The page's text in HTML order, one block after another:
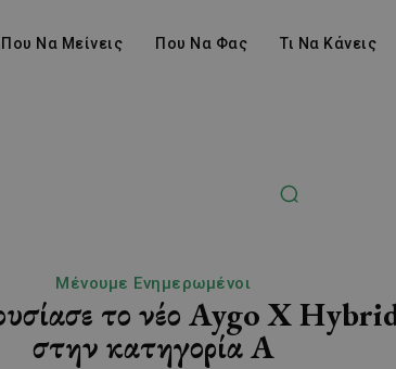
Που Να Μείνεις Που Να Φας Τι Να Κάνεις
Μένουμε Ενημερωμένοι
το νέο Aygo X
στην κατηγορία A